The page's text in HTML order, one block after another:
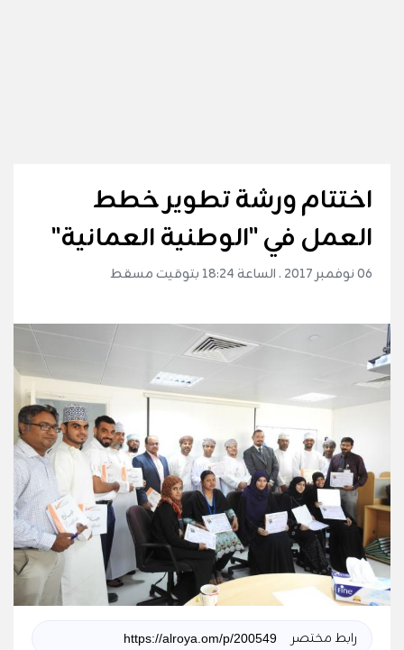
اختتام ورشة تطوير خطط
العمل في "الوطنية العمانية"
06 نوفمبر 2017 . الساعة 18:24 بتوقيت مسقط
رابط مختصر